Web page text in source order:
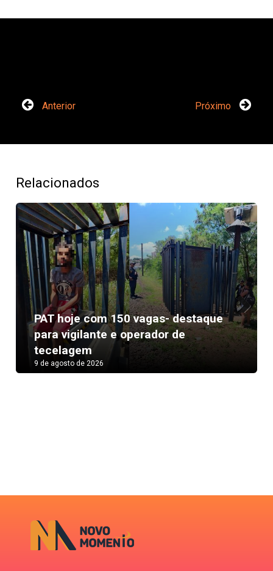
Anterior Próximo
Relacionados
PAT hoje com 150 vagas- destaque
para vigilante e operador de
tecelagem
9 de agosto de 2026
Next